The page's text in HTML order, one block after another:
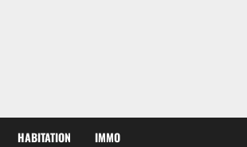
HABITATION IMMO